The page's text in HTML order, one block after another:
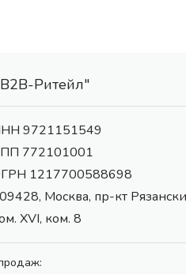
Ритейл"
9721151549
772101001
1217700588698
Москва, пр-кт
XVI, ком. 8